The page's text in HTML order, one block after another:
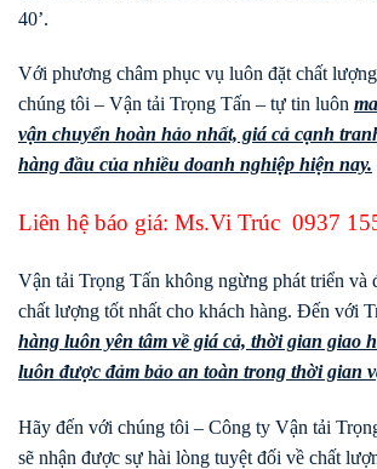
40’.
Với phương châm phục vụ luôn đặt chất
chúng tôi – Vận tải Trọng Tấn – tự tin luôn
vận chuyển hoàn hảo nhất, giá cả cạnh
hàng đầu của nhiều doanh nghiệp hiện nay.
Liên hệ báo giá: Ms.Vi Trúc 0937
Vận tải Trọng Tấn không ngừng phát triển và
chất lượng tốt nhất cho khách hàng. Đến với
hàng luôn yên tâm về giá cả, thời gian giao
luôn được đảm bảo an toàn trong thời gian
Hãy đến với chúng tôi – Công ty Vận tải
sẽ nhận được sự hài lòng tuyệt đối về chất